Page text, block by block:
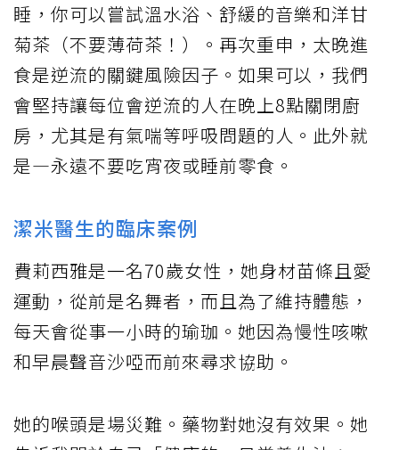
睡，你可以嘗試溫水浴、舒緩的音樂和洋甘
菊茶（不要薄荷茶！）。再次重申，太晚進
食是逆流的關鍵風險因子。如果可以，我們
會堅持讓每位會逆流的人在晚上8點關閉廚
房，尤其是有氣喘等呼吸問題的人。此外就
是—永遠不要吃宵夜或睡前零食。
潔米醫生的臨床案例
費莉西雅是一名70歲女性，她身材苗條且愛
運動，從前是名舞者，而且為了維持體態，
每天會從事一小時的瑜珈。她因為慢性咳嗽
和早晨聲音沙啞而前來尋求協助。
她的喉頭是場災難。藥物對她沒有效果。她